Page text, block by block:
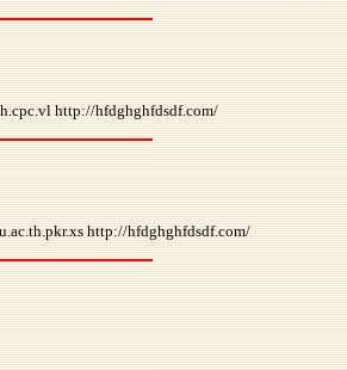
http://hfdghghfdsdf.com/
http://hfdghghfdsdf.com/